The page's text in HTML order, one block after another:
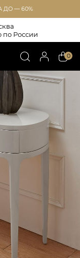
— 60%
по России
0